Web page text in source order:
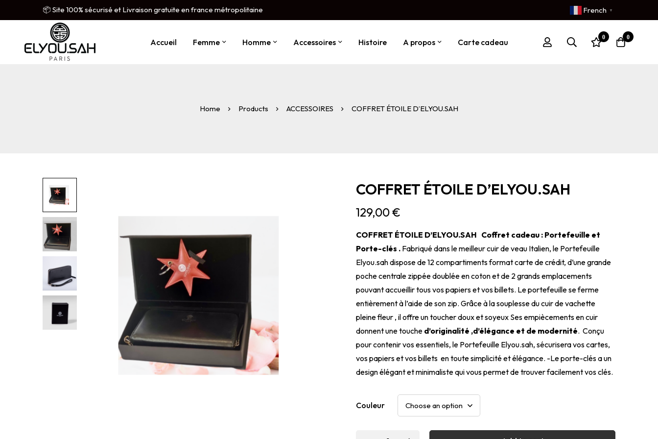
📦 Site 100% sécurisé et Livraison gratuite en france métropolitaine French ▼
Accueil Femme Homme Accessoires Histoire A propos Carte cadeau
0 0
Home Products ACCESSOIRES COFFRET ÉTOILE D’ELYOU.SAH
COFFRET ÉTOILE D’ELYOU.SAH
129,00€
COFFRET ÉTOILE D’ELYOU.SAH Coffret cadeau : Portefeuille et
Porte-clés . Fabriqué dans le meilleur cuir de veau Italien, le Portefeuille
Elyou.sah dispose de 12 compartiments format carte de crédit, d’une grande
poche centrale zippée doublée en coton et de 2 grands emplacements
pouvant accueillir tous vos papiers et vos billets. Le portefeuille se ferme
entièrement à l’aide de son zip. Grâce à la souplesse du cuir de vachette
pleine fleur , il offre un toucher doux et soyeux Ses empiècements en cuir
donnent une touche d’originalité ,d’élégance et de modernité. Conçu
pour contenir vos essentiels, le Portefeuille Elyou.sah, sécurisera vos cartes,
vos papiers et vos billets en toute simplicité et élégance. -Le porte-clés a un
design élégant et minimaliste qui vous permet de trouver facilement vos clés.
Couleur